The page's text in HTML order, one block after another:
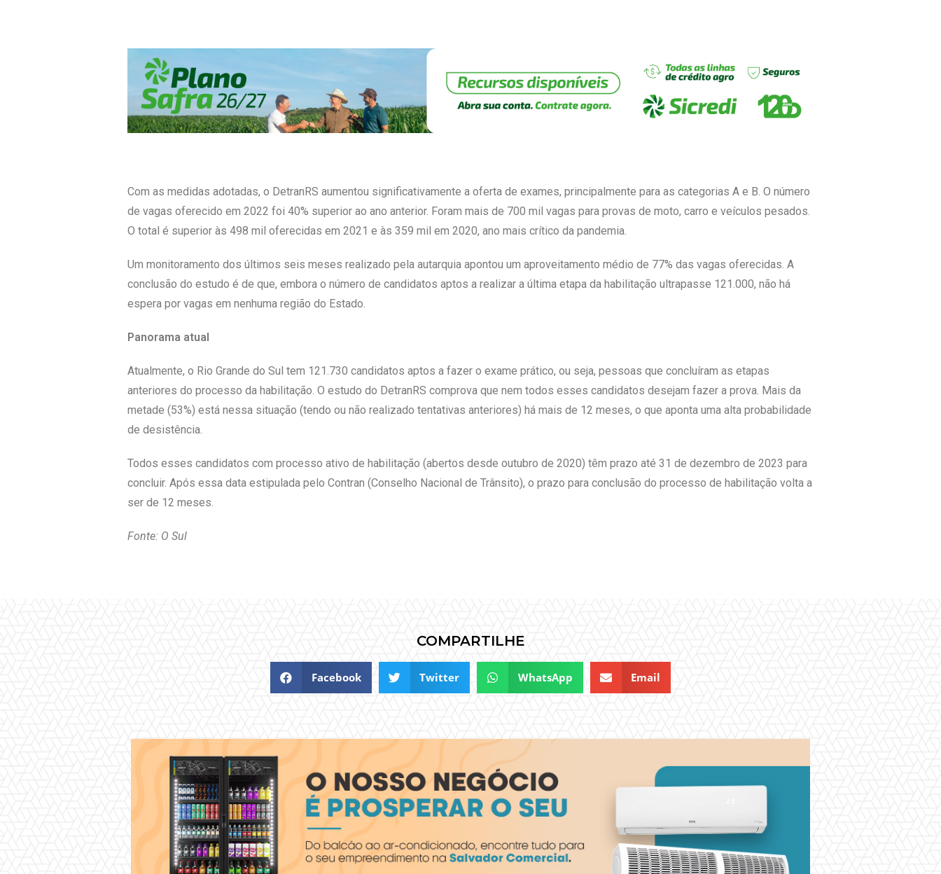
Com as medidas adotadas, o DetranRS aumentou significativamente a oferta de exames, principalmente para as categorias A e B. O número
de vagas oferecido em 2022 foi 40% superior ao ano anterior. Foram mais de 700 mil vagas para provas de moto, carro e veículos pesados.
O total é superior às 498 mil oferecidas em 2021 e às 359 mil em 2020, ano mais crítico da pandemia.
Um monitoramento dos últimos seis meses realizado pela autarquia apontou um aproveitamento médio de 77% das vagas oferecidas. A
conclusão do estudo é de que, embora o número de candidatos aptos a realizar a última etapa da habilitação ultrapasse 121.000, não há
espera por vagas em nenhuma região do Estado.
Panorama atual
Atualmente, o Rio Grande do Sul tem 121.730 candidatos aptos a fazer o exame prático, ou seja, pessoas que concluíram as etapas
anteriores do processo da habilitação. O estudo do DetranRS comprova que nem todos esses candidatos desejam fazer a prova. Mais da
metade (53%) está nessa situação (tendo ou não realizado tentativas anteriores) há mais de 12 meses, o que aponta uma alta probabilidade
de desistência.
Todos esses candidatos com processo ativo de habilitação (abertos desde outubro de 2020) têm prazo até 31 de dezembro de 2023 para
concluir. Após essa data estipulada pelo Contran (Conselho Nacional de Trânsito), o prazo para conclusão do processo de habilitação volta a
ser de 12 meses.
Fonte: O Sul
COMPARTILHE
Facebook Twitter WhatsApp Email